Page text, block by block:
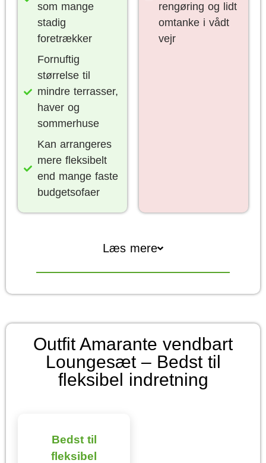
som mange
stadig
foretrækker
Fornuftig
størrelse til
mindre terrasser,
haver og
sommerhuse
Kan arrangeres
mere fleksibelt
end mange faste
budgetsofaer
rengøring og lidt
omtanke i vådt
vejr
Læs mere
Outfit Amarante vendbart
Loungesæt – Bedst til
fleksibel indretning
Bedst til
fleksibel